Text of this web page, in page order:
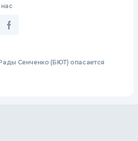
Сенченко (БЮТ) опасается